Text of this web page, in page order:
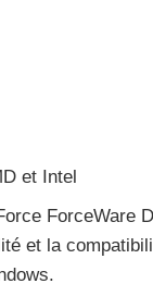
et Intel
ForceWare
et la